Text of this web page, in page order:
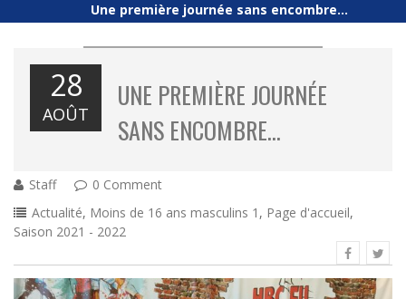
Une première journée sans encombre…
28
AOÛT
UNE PREMIÈRE JOURNÉE
SANS ENCOMBRE…
Staff
0 Comment
Actualité, Moins de 16 ans masculins 1 , Page d'accueil,
Saison 2021 - 2022